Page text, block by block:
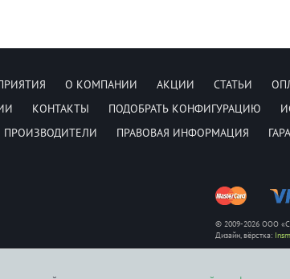
О КОМПАНИИ АКЦИИ СТАТЬИ
КОНТАКТЫ ПОДОБРАТЬ КОНФИГУРАЦИЮ
ПРОИЗВОДИТЕЛИ
ПРАВОВАЯ ИНФОРМАЦИЯ
© 2009-2026 ООО
Дизайн, вёрстка: